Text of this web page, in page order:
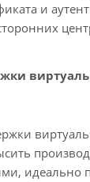
и
идеально